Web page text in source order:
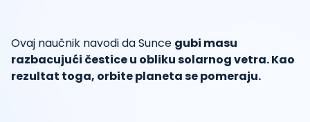
Ovaj naučnik navodi da Sunce gubi masu
razbacujući čestice u obliku solarnog vetra. Kao
rezultat toga, orbite planeta se pomeraju.